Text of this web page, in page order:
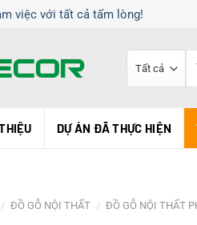
việc với tất cả tấm lòng!
DỰ ÁN ĐÃ THỰC HIỆN
/ ĐỒ GỖ NỘI THẤT / ĐỒ GỖ NỘI THẤT